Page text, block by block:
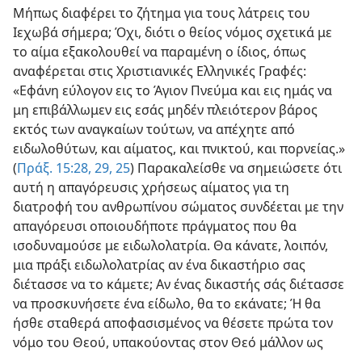
Μήπως διαφέρει το ζήτημα για τους λάτρεις του
Ιεχωβά σήμερα; Όχι, διότι ο θείος νόμος σχετικά με
το αίμα εξακολουθεί να παραμένη ο ίδιος, όπως
αναφέρεται στις Χριστιανικές Ελληνικές Γραφές:
«Εφάνη εύλογον εις το Άγιον Πνεύμα και εις ημάς να
μη επιβάλλωμεν εις εσάς μηδέν πλειότερον βάρος
εκτός των αναγκαίων τούτων, να απέχητε από
ειδωλοθύτων, και αίματος, και πνικτού, και πορνείας.»
(Πράξ. 15:28, 29, 25) Παρακαλείσθε να σημειώσετε ότι
αυτή η απαγόρευσις χρήσεως αίματος για τη
διατροφή του ανθρωπίνου σώματος συνδέεται με την
απαγόρευσι οποιουδήποτε πράγματος που θα
ισοδυναμούσε με ειδωλολατρία. Θα κάνατε, λοιπόν,
μια πράξι ειδωλολατρίας αν ένα δικαστήριο σας
διέτασσε να το κάμετε; Αν ένας δικαστής σάς διέτασσε
να προσκυνήσετε ένα είδωλο, θα το εκάνατε; Ή θα
ήσθε σταθερά αποφασισμένος να θέσετε πρώτα τον
νόμο του Θεού, υπακούοντας στον Θεό μάλλον ως